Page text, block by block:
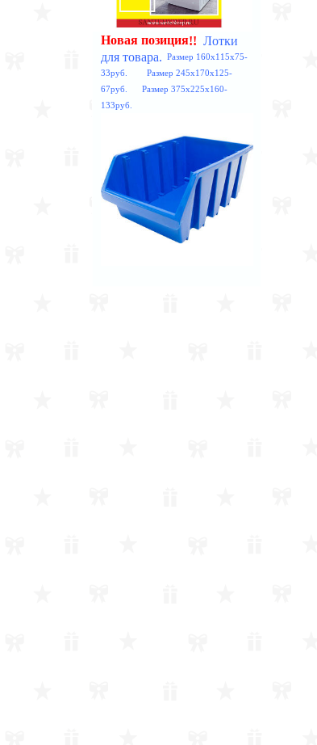
Новая позиция!! Лотки
для товара.
Размер 160x115x75-
33руб. Размер 245x170x125-
67руб. Размер 375x225x160-
133руб.